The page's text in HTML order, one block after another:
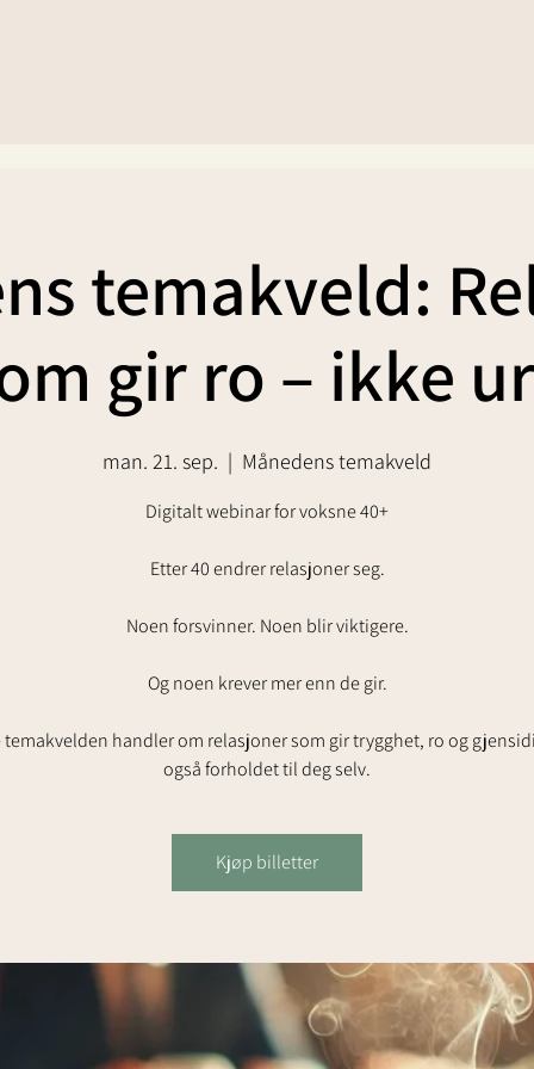
temakveld:
gir ro – ikke
man. 21. sep.
  |
Månedens temakveld
Digitalt webinar for voksne 40+
Etter 40 endrer relasjoner seg.
Noen forsvinner. Noen blir viktigere.
Og noen krever mer enn de gir.
temakvelden handler om relasjoner som gir trygghet, ro og
også forholdet til deg selv.
Kjøp billetter